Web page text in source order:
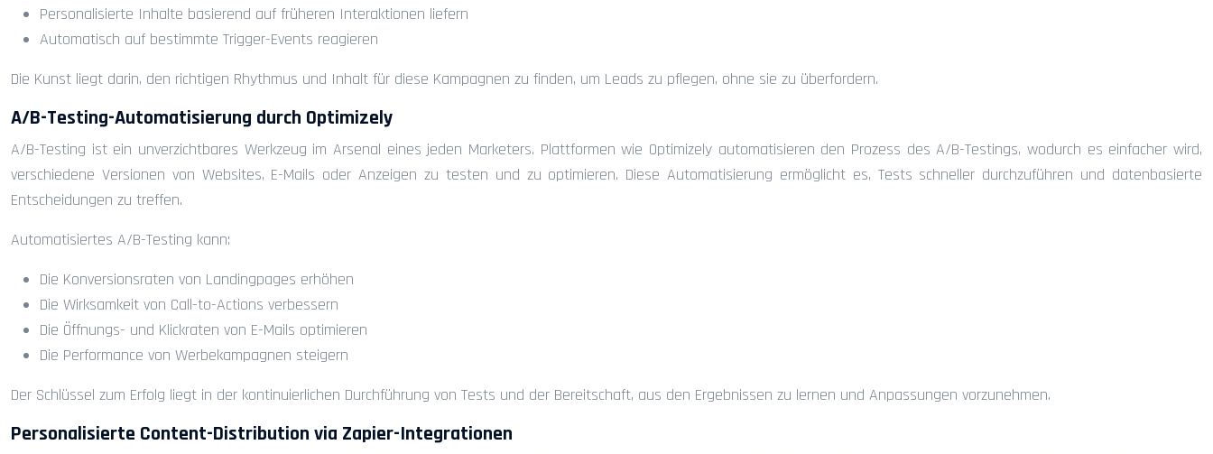
Personalisierte Inhalte basierend auf früheren Interaktionen liefern
Automatisch auf bestimmte Trigger-Events reagieren
Die Kunst liegt darin, den richtigen Rhythmus und Inhalt für diese Kampagnen zu finden, um Leads zu pflegen, ohne sie zu überfordern.
A/B-Testing-Automatisierung durch Optimizely
A/B-Testing ist ein unverzichtbares Werkzeug im Arsenal eines jeden Marketers. Plattformen wie Optimizely automatisieren den Prozess des A/B-Testings, wodurch es einfacher wird,
verschiedene Versionen von Websites, E-Mails oder Anzeigen zu testen und zu optimieren. Diese Automatisierung ermöglicht es, Tests schneller durchzuführen und datenbasierte
Entscheidungen zu treffen.
Automatisiertes A/B-Testing kann:
Die Konversionsraten von Landingpages erhöhen
Die Wirksamkeit von Call-to-Actions verbessern
Die Öffnungs- und Klickraten von E-Mails optimieren
Die Performance von Werbekampagnen steigern
Der Schlüssel zum Erfolg liegt in der kontinuierlichen Durchführung von Tests und der Bereitschaft, aus den Ergebnissen zu lernen und Anpassungen vorzunehmen.
Personalisierte Content-Distribution via Zapier-Integrationen